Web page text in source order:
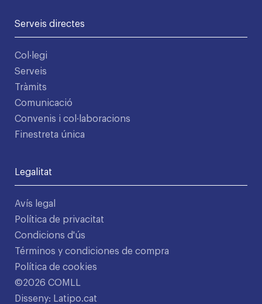
Serveis directes
Col·legi
Serveis
Tràmits
Comunicació
Convenis i col·laboracions
Finestreta única
Legalitat
Avís legal
Política de privacitat
Condicions d'ús
Términos y condiciones de compra
Política de cookies
©2026 COMLL
Disseny: Latipo.cat